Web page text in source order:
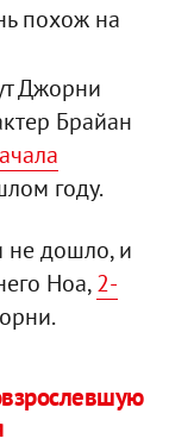
похож на
Джорни
Брайан
году.
не дошло, и
Ноа,2-